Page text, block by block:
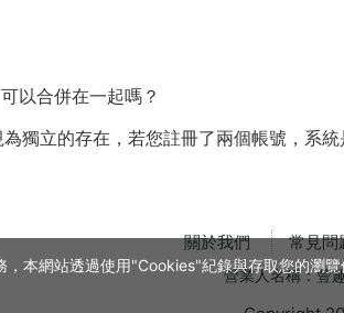
以合併在一起嗎？
獨立的存在，若您註冊了兩個帳號，系統
關於我們 常見問
營業人名稱：豐
本網站透過使用"Cookies"紀錄與存取您的瀏